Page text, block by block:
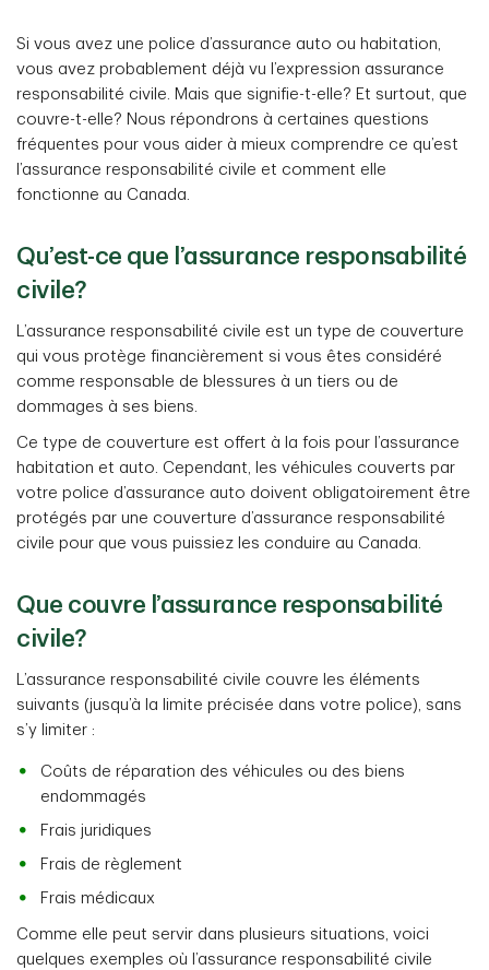
Si vous avez une police d’assurance auto ou habitation,
vous avez probablement déjà vu l’expression assurance
responsabilité civile. Mais que signifie-t-elle? Et surtout, que
couvre-t-elle? Nous répondrons à certaines questions
fréquentes pour vous aider à mieux comprendre ce qu’est
l’assurance responsabilité civile et comment elle
fonctionne au Canada.
Qu’est-ce que l’assurance responsabilité
civile?
L’assurance responsabilité civile est un type de couverture
qui vous protège financièrement si vous êtes considéré
comme responsable de blessures à un tiers ou de
dommages à ses biens.
Ce type de couverture est offert à la fois pour l’assurance
habitation et auto. Cependant, les véhicules couverts par
votre police d’assurance auto doivent obligatoirement être
protégés par une couverture d’assurance responsabilité
civile pour que vous puissiez les conduire au Canada.
Que couvre l’assurance responsabilité
civile?
L’assurance responsabilité civile couvre les éléments
suivants (jusqu’à la limite précisée dans votre police), sans
s’y limiter :
Coûts de réparation des véhicules ou des biens
endommagés
Frais juridiques
Frais de règlement
Frais médicaux
Comme elle peut servir dans plusieurs situations, voici
quelques exemples où l’assurance responsabilité civile